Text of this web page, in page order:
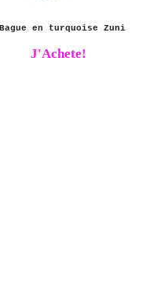
Bague en turquoise Zuni
J'Achete!